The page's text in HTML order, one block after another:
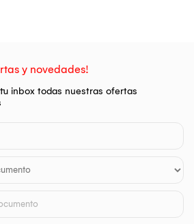
y novedades!
inbox todas nuestras ofertas